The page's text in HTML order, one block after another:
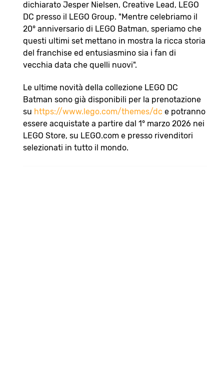
dichiarato Jesper Nielsen, Creative Lead, LEGO
DC presso il LEGO Group. "Mentre celebriamo il
20° anniversario di LEGO Batman, speriamo che
questi ultimi set mettano in mostra la ricca storia
del franchise ed entusiasmino sia i fan di
vecchia data che quelli nuovi".
Le ultime novità della collezione LEGO DC
Batman sono già disponibili per la prenotazione
su https://www.lego.com/themes/dc e potranno
essere acquistate a partire dal 1° marzo 2026 nei
LEGO Store, su LEGO.com e presso rivenditori
selezionati in tutto il mondo.